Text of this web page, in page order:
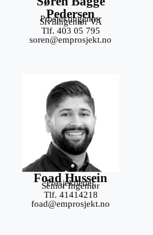
Pedersen
Prosjektingeniør
Sivilingeniør VA
Tlf. 403 05 795
soren@emprosjekt.no
Foad Hussein
Prosjektleder
Senior Ingeniør
Tlf. 41414218
foad@emprosjekt.no